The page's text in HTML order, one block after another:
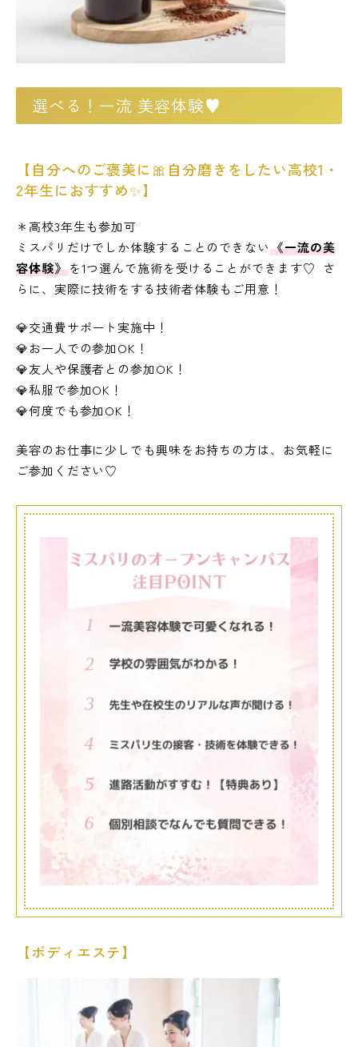
選べる！一流 美容体験♥
【自分へのご褒美に🎀自分磨きをしたい高校1・
2年生におすすめ✨】
＊高校3年生も参加可
ミスパリだけでしか体験することのできない 《一流の美
容体験》を1つ選んで施術を受けることができます♡ さ
らに、実際に技術をする技術者体験もご用意！
💎交通費サポート実施中！
💎お一人での参加OK！
💎友人や保護者との参加OK！
💎私服で参加OK！
💎何度でも参加OK！
美容のお仕事に少しでも興味をお持ちの方は、お気軽に
ご参加ください♡
【ボディエステ】